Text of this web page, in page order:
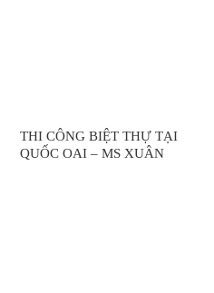
THI CÔNG BIỆT THỰ TẠI
QUỐC OAI – MS XUÂN